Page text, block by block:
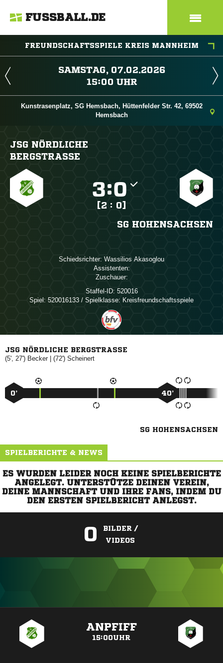
FUSSBALL.DE
FREUNDSCHAFTSSPIELE KREIS MANNHEIM
 
 
Kunstrasenplatz, SG Hemsbach, Hüttenfelder Str. 42, 69502
Hemsbach
JSG NÖRDLICHE
BERGSTRASSE
:
[2 : 0]
SG HOHENSACHSEN
Schiedsrichter:  
Assistenten:
Zuschauer:
Staffel-ID: 520016
Spiel: 520016133 / Spielklasse: Kreisfreundschaftsspiele
JSG NÖRDLICHE BERGSTRASSE
(5', 27') | (72') 
0’ 40’
SG HOHENSACHSEN
SPIELBERICHTE & NEWS
ES WURDEN LEIDER NOCH KEINE SPIELBERICHTE
ANGELEGT. UNTERSTÜTZE DEINEN VEREIN,
DEINE MANNSCHAFT UND IHRE FANS, INDEM DU
DEN ERSTEN SPIELBERICHT ANLEGST.
0
BILDER /
VIDEOS
ANPFIFF
15:00UHR